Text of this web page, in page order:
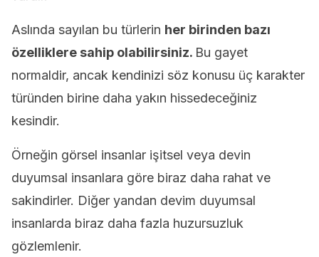
Aslında sayılan bu türlerin her birinden bazı
özelliklere sahip olabilirsiniz. Bu gayet
normaldir, ancak kendinizi söz konusu üç karakter
türünden birine daha yakın hissedeceğiniz
kesindir.
Örneğin görsel insanlar işitsel veya devin
duyumsal insanlara göre biraz daha rahat ve
sakindirler. Diğer yandan devim duyumsal
insanlarda biraz daha fazla huzursuzluk
gözlemlenir.